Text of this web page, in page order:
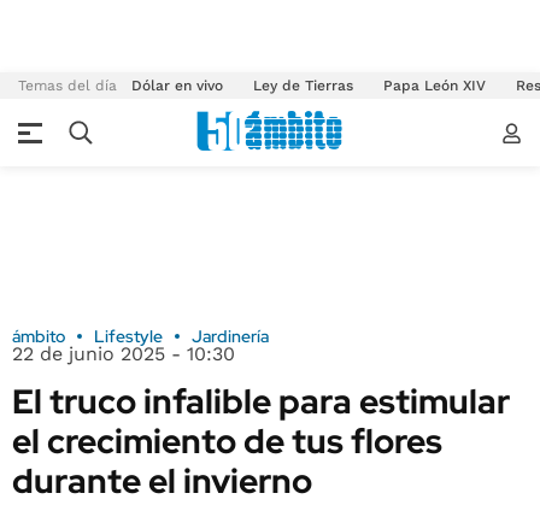
Temas del día Dólar en vivo Ley de Tierras Papa León XIV
ámbito Lifestyle Jardinería
22 de junio 2025 - 10:30
El truco infalible para estimular
el crecimiento de tus flores
durante el invierno